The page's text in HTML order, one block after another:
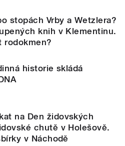
stopách Vrby a Wetzlera?
knih v Klementinu.
rodokmen?
historie skládá
na Den židovských
chutě v Holešově.
v Náchodě